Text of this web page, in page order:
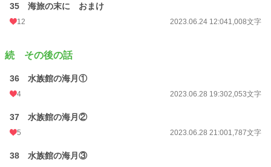
35 海旅の末に おまけ
12 2023.06.24 12:041,008文字
続 その後の話
36 水族館の海月①
4 2023.06.28 19:302,053文字
37 水族館の海月②
5 2023.06.28 21:001,787文字
38 水族館の海月③